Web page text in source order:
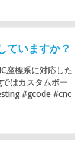
ていますか？
座標系に対応した
はカスタムボー
#gcode #cnc